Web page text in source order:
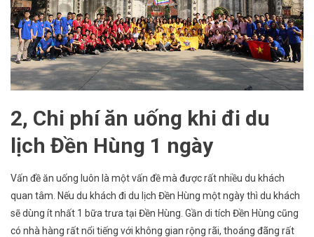
2, Chi phí ăn uống khi đi du
lịch Đền Hùng 1 ngày
Vấn đề ăn uống luôn là một vấn đề mà được rất nhiều du khách
quan tâm. Nếu du khách đi du lịch Đền Hùng một ngày thì du khách
sẽ dùng ít nhất 1 bữa trưa tại Đền Hùng. Gần di tích Đền Hùng cũng
có nhà hàng rất nổi tiếng với không gian rộng rãi, thoáng đãng rất